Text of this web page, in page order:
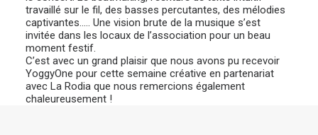
travaillé sur le fil, des basses percutantes, des mélodies
captivantes….. Une vision brute de la musique s’est
invitée dans les locaux de l’association pour un beau
moment festif.
C’est avec un grand plaisir que nous avons pu recevoir
YoggyOne pour cette semaine créative en partenariat
avec La Rodia que nous remercions également
chaleureusement !